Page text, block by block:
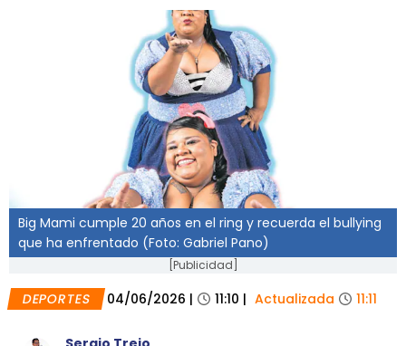
Big Mami cumple 20 años en el ring y recuerda el bullying
que ha enfrentado (Foto: Gabriel Pano)
[Publicidad]
DEPORTES 04/06/2026 | 11:10 | Actualizada 11:11